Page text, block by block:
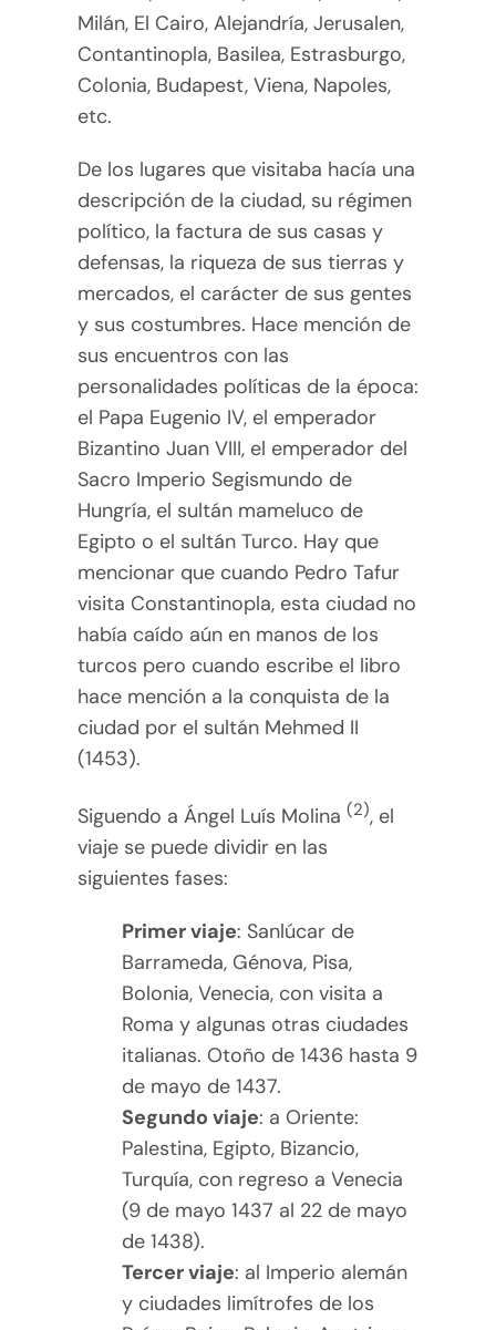
Milán, El Cairo, Alejandría, Jerusalen,
Contantinopla, Basilea, Estrasburgo,
Colonia, Budapest, Viena, Napoles,
etc.
De los lugares que visitaba hacía una
descripción de la ciudad, su régimen
político, la factura de sus casas y
defensas, la riqueza de sus tierras y
mercados, el carácter de sus gentes
y sus costumbres. Hace mención de
sus encuentros con las
personalidades políticas de la época:
el Papa Eugenio IV, el emperador
Bizantino Juan VIII, el emperador del
Sacro Imperio Segismundo de
Hungría, el sultán mameluco de
Egipto o el sultán Turco. Hay que
mencionar que cuando Pedro Tafur
visita Constantinopla, esta ciudad no
había caído aún en manos de los
turcos pero cuando escribe el libro
hace mención a la conquista de la
ciudad por el sultán Mehmed II
(1453).
Siguendo a Ángel Luís Molina (2), el
viaje se puede dividir en las
siguientes fases:
Primer viaje: Sanlúcar de
Barrameda, Génova, Pisa,
Bolonia, Venecia, con visita a
Roma y algunas otras ciudades
italianas. Otoño de 1436 hasta 9
de mayo de 1437.
Segundo viaje: a Oriente:
Palestina, Egipto, Bizancio,
Turquía, con regreso a Venecia
(9 de mayo 1437 al 22 de mayo
de 1438).
Tercer viaje: al Imperio alemán
y ciudades limítrofes de los